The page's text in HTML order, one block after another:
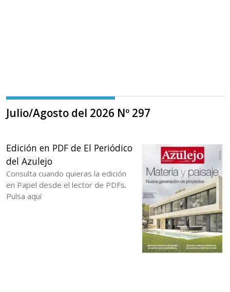
Julio/Agosto del 2026 Nº 297
Edición en PDF de El Periódico
del Azulejo
Consulta cuando quieras la edición
en Papel desde el lector de PDFs.
Pulsa aquí